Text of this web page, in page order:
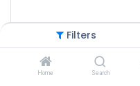
Filters
Home Search
Gerber Cortapluma Stl 2.56"
$60.493,95